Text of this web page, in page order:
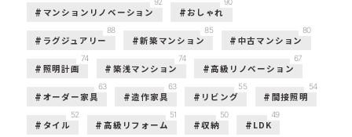
マンションリノベーション おしゃれ
ラグジュアリー
88
新築マンション
85
中古マンション
80
照明計画
74
築浅マンション
74
高級リノベーション
67
オーダー家具
63
造作家具
63
リビング
55
間接照明
54
タイル
52
高級リフォーム
51
収納
50
LDK
49